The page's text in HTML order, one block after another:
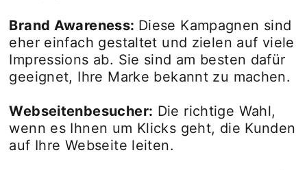
Brand Awareness: Diese Kampagnen sind
eher einfach gestaltet und zielen auf viele
Impressions ab. Sie sind am besten dafür
geeignet, Ihre Marke bekannt zu machen.
Webseitenbesucher: Die richtige Wahl,
wenn es Ihnen um Klicks geht, die Kunden
auf Ihre Webseite leiten.